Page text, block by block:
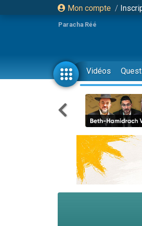
Mon compte /
Paracha Réé
Vidéos